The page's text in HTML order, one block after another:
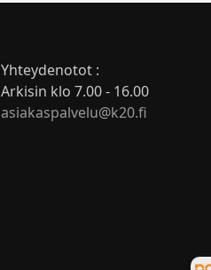
Yhteydenotot :
Arkisin klo 7.00 - 16.00
asiakaspalvelu@k20.fi